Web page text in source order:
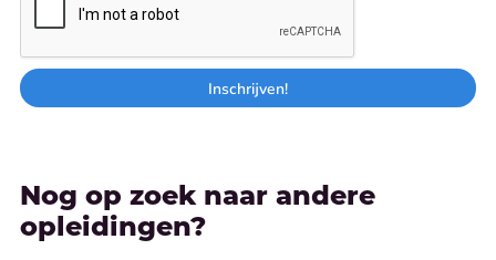
Nog op zoek naar andere
opleidingen?